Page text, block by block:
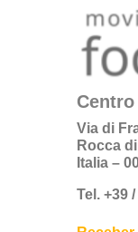
Via di
Rocca
Italia –
Tel. +39